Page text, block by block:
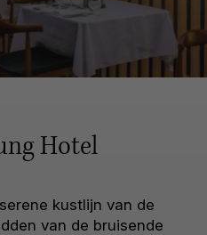
Hotel
kustlijn van de
van de bruisende